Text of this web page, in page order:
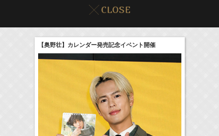
本日の出演情報8/10(Mon) イベント販売情報
22:00-
及川桃利
【奥野壮】カレンダー発売記念イベント開催